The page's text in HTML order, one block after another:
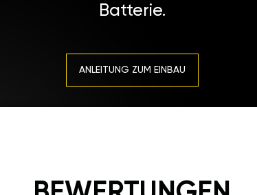
Batterie.
ANLEITUNG ZUM EINBAU